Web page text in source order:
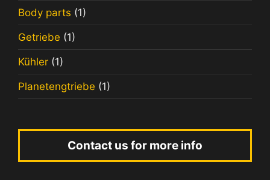
Body parts (1)
Getriebe (1)
Kühler (1)
Planetengtriebe (1)
Contact us for more info